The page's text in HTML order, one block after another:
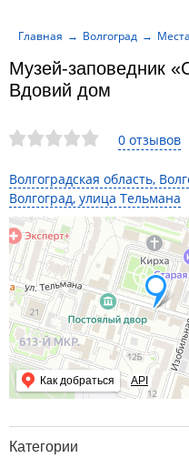
0 отзывов
Волгоградская область,
Волгоград, улица Тельмана
Как добраться API
Музей-заповедник
Вдовий дом
Главная Волгоград Места
Категории